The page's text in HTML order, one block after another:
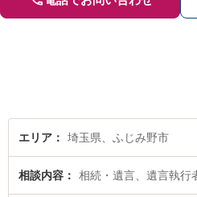
エリア 埼玉県、ふじみ野市
相談内容 相続・遺言、遺言執行